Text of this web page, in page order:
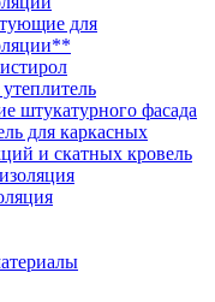
для
штукатурного фасада
для каркасных
и скатных кровель